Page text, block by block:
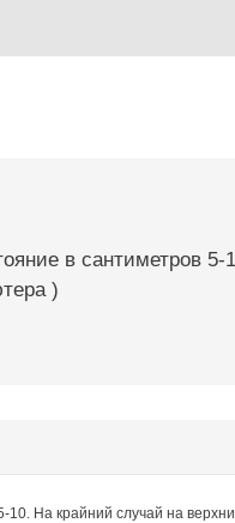
в сантиметров 5-
)
На крайний случай на